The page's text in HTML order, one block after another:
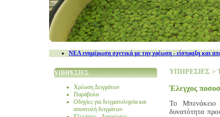
NEA ενημέρωση σχετικά με την χρέωση - είσπραξη και
ΥΠΗΡΕΣΙΕΣ
Χρέωση Δειγμάτων
Παράβολα
Οδηγίες για δειγματοληψία και
αποστολή δειγμάτων
ΥΠΗΡΕΣΙΕΣ >
Έλεγχος
Το Μπενάκειο
δυνατότητα